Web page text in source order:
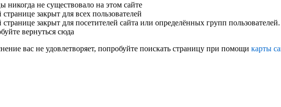
никогда не существовало на этом сайте
закрыт для всех пользователей
странице закрыт для посетителей сайта или определённых групп
вернуться сюда
вас не удовлетворяет, попробуйте поискать страницу при помощи карты